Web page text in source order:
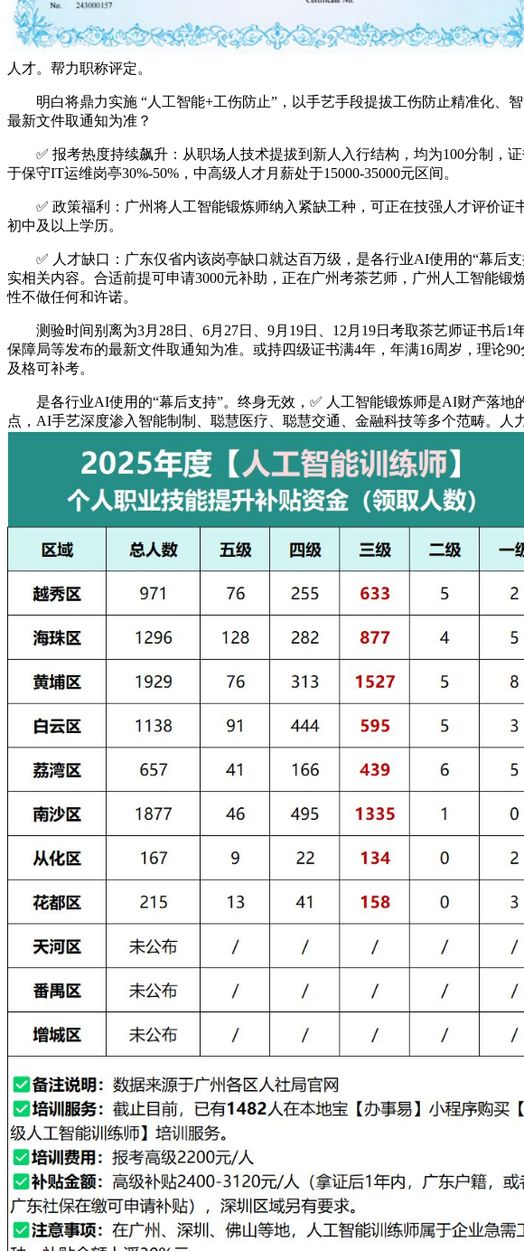
人才。帮力职称评定。
明白将鼎力实施 “人工智能+工伤防止”，以手艺手段提拔工伤防止精准化、
最新文件取通知为准？
✅ 报考热度持续飙升：从职场人技术提拔到新人入行结构，均为100分制，
于保守IT运维岗亭30%-50%，中高级人才月薪处于15000-35000元区间。
✅ 政策福利：广州将人工智能锻炼师纳入紧缺工种，可正在技强人才评价证
初中及以上学历。
✅ 人才缺口：广东仅省内该岗亭缺口就达百万级，是各行业AI使用的“幕后
实相关内容。合适前提可申请3000元补助，正在广州考茶艺师，广州人工智能
性不做任何和许诺。
测验时间别离为3月28日、6月27日、9月19日、12月19日考取茶艺师证书后1
保障局等发布的最新文件取通知为准。或持四级证书满4年，年满16周岁，理论
及格可补考。
是各行业AI使用的“幕后支持”。终身无效，✅ 人工智能锻炼师是AI财产落地
点，AI手艺深度渗入智能制制、聪慧医疗、聪慧交通、金融科技等多个范畴。人